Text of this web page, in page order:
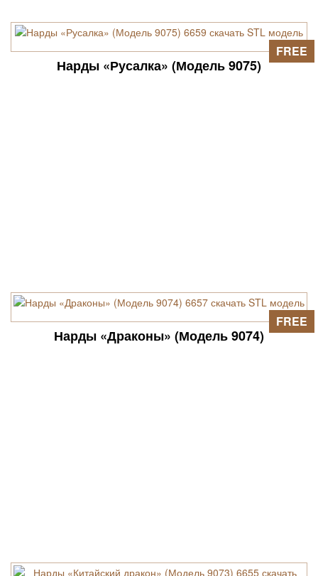
Нарды «Русалка» (Модель 9075)
FREE
Нарды «Драконы» (Модель 9074)
FREE